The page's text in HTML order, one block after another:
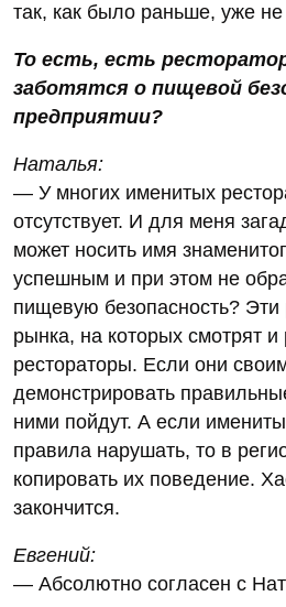
так, как было раньше, уже не
То есть, есть
заботятся о пищевой
предприятии?
Наталья:
— У многих именитых
отсутствует. И для меня
может носить имя
успешным и при этом не
пищевую безопасность?
рынка, на которых смотрят
рестораторы. Если они
демонстрировать
ними пойдут. А если
правила нарушать, то в
копировать их поведение.
закончится.
Евгений:
— Абсолютно согласен с